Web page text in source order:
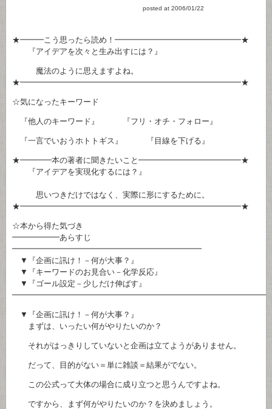
posted at 2006/01/22
★━━━こう思ったら読め！━━━━━━━━━━━━━━━━★
『アイデアを次々と生み出すには？』
魔法のように思えますよね。
★━━━━━━━━━━━━━━━━━━━━━━━━━━━━★
☆気になったキーワード
『他人のキーワード』 『フリ・オチ・フォロー』
『一言でいおうホトトギス』 『目線を下げる』
★━━━━本の著者に聞きたいこと━━━━━━━━━━━━━★
『アイデアを実現化するには？』
思いつきだけではなく、実際に形にするために。
★━━━━━━━━━━━━━━━━━━━━━━━━━━━━★
☆本から得た気づき
━━━━━━あらすじ
━━━━━━━━━━━━━━━━━━━━━━━━
▼『企画に訊け！－何が大事？』
▼『キーワードのお見合い－化学反応』
▼『ゴール設定－少しだけ伸ばす』
▼『企画に訊け！－何が大事？』
まずは、いったい何がやりたいのか？
それがはっきりしていないと企画は立てようがありません。
だって、目的がない＝単に雑談＝結果がでない。
この公式って大体の場合に成り立つと思うんですよね。
ですから、まず何がやりたいのか？を決めましょう。